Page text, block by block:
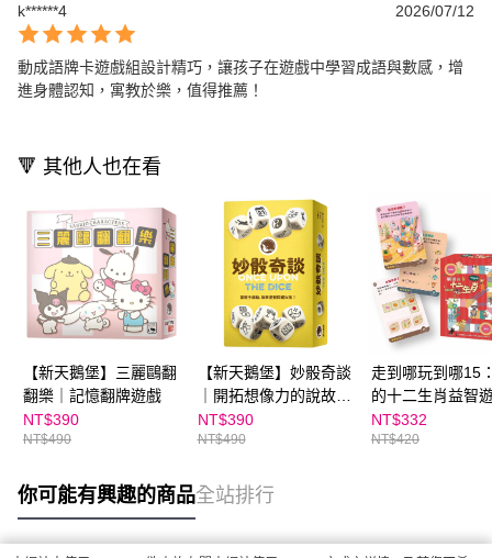
k******4 2026/07/12
動成語牌卡遊戲組設計精巧，讓孩子在遊戲中學習成語與數感，增
進身體認知，寓教於樂，值得推薦！
🔻 其他人也在看
【新天鵝堡】三麗鷗翻
翻樂｜記憶翻牌遊戲
NT$390
NT$490
【新天鵝堡】妙骰奇談
｜開拓想像力的說故事
遊戲
NT$390
NT$490
走到哪玩到哪15
的十二生肖益智
100(基礎版) (附
書寫用卡片50張
NT$332
NT$420
你可能有興趣的商品全站排行